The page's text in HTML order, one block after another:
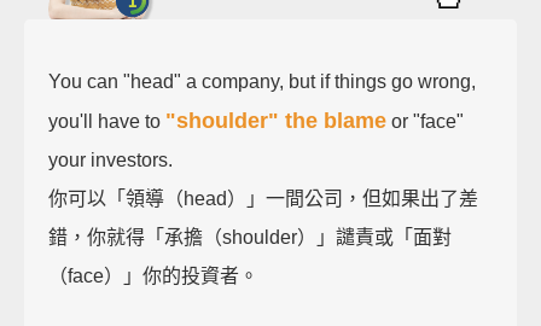
You can "head" a company, but if things go wrong,
you'll have to "shoulder" the blame or "face"
your investors.
你可以「領導（head）」一間公司，但如果出了差
錯，你就得「承擔（shoulder）」譴責或「面對
（face）」你的投資者。